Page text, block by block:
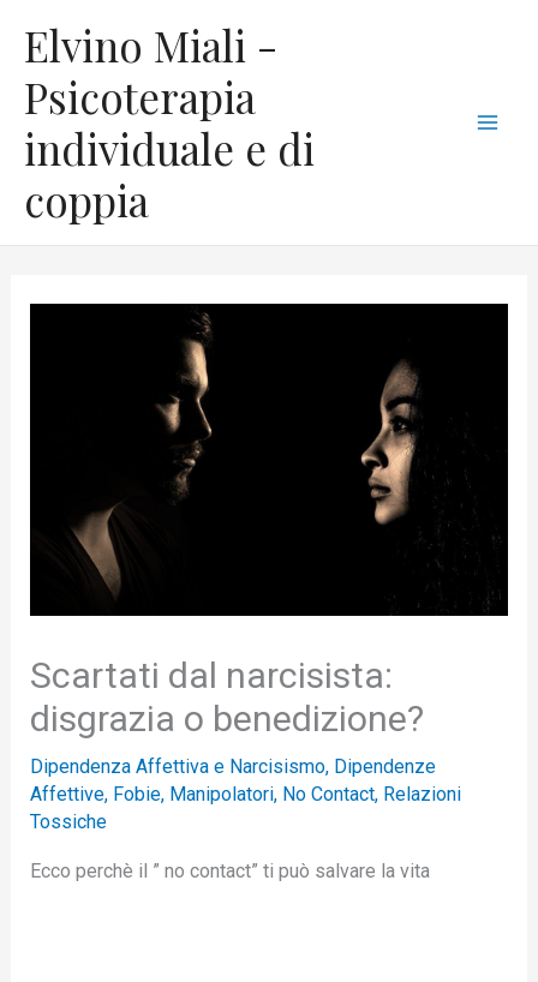
contenuto
Elvino Miali -
Psicoterapia
individuale e di
coppia
Scartati dal narcisista:
disgrazia o benedizione?
Dipendenza Affettiva e Narcisismo, Dipendenze
Affettive, Fobie, Manipolatori, No Contact, Relazioni
Tossiche
Ecco perchè il ” no contact” ti può salvare la vita
a
t
e
g
o
r